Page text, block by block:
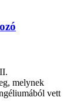
melynek
vett